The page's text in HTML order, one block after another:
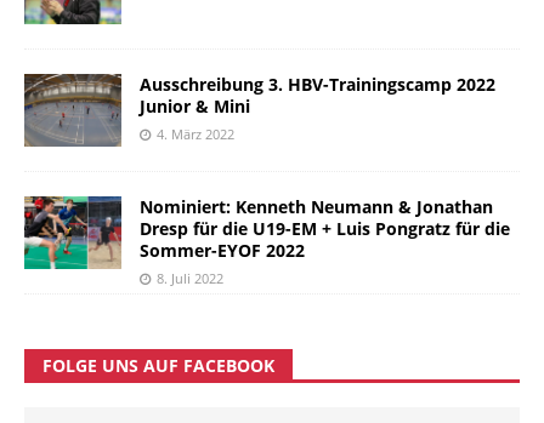
Ausschreibung 3. HBV-Trainingscamp 2022
Junior & Mini
4. März 2022
Nominiert: Kenneth Neumann & Jonathan
Dresp für die U19-EM + Luis Pongratz für die
Sommer-EYOF 2022
8. Juli 2022
FOLGE UNS AUF FACEBOOK